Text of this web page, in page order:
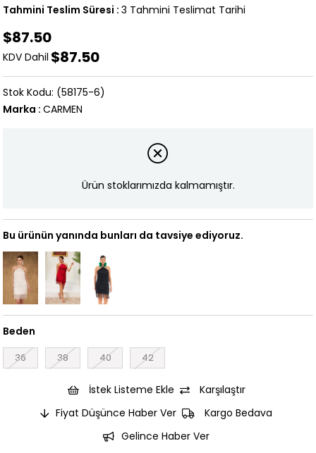
Tahmini Teslim Süresi : 3 Tahmini Teslimat Tarihi
$87.50
KDV Dahil $87.50
(58175-6)
Marka : CARMEN
Ürün stoklarımızda kalmamıştır.
Bu ürünün yanında bunları da tavsiye ediyoruz.
Beden
36 38 40 42
İstek Listeme Ekle
Karşılaştır
Fiyat Düşünce Haber Ver
Kargo Bedava
Gelince Haber Ver